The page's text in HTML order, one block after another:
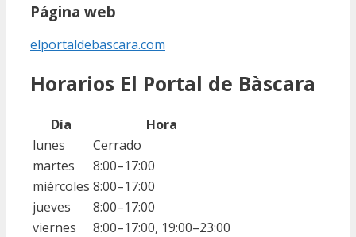
Página web
elportaldebascara.com
Horarios El Portal de Bàscara
Día
Hora
lunes
Cerrado
martes
8:00–17:00
miércoles 8:00–17:00
jueves
8:00–17:00
viernes
8:00–17:00, 19:00–23:00